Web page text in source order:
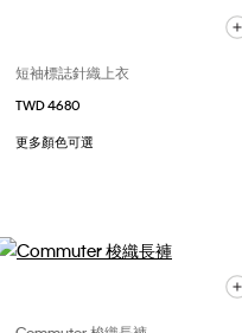
短袖標誌針織上衣
TWD 4680
更多顏色可選